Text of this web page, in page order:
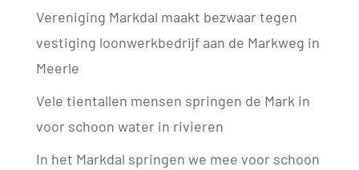
Vereniging Markdal maakt bezwaar tegen
vestiging loonwerkbedrijf aan de Markweg in
Meerle
Vele tientallen mensen springen de Mark in
voor schoon water in rivieren
In het Markdal springen we mee voor schoon